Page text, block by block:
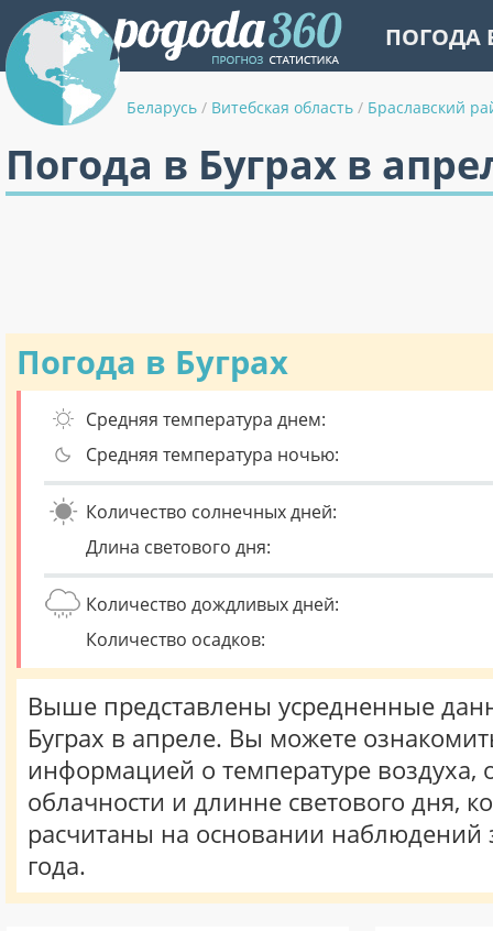
ПОГОДА
Беларусь / Витебская область / Браславский
Погода в Буграх в
Погода в Буграх
Средняя температура днем:
Средняя температура ночью:
Количество солнечных дней:
Длина светового дня:
Количество дождливых дней:
Количество осадков:
Выше представлены усредненные
Буграх в апреле. Вы можете
информацией о температуре воздуха,
облачности и длинне светового дня,
расчитаны на основании наблюдений
года.